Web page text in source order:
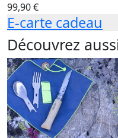
99,90 €
E-carte cadeau
Découvrez